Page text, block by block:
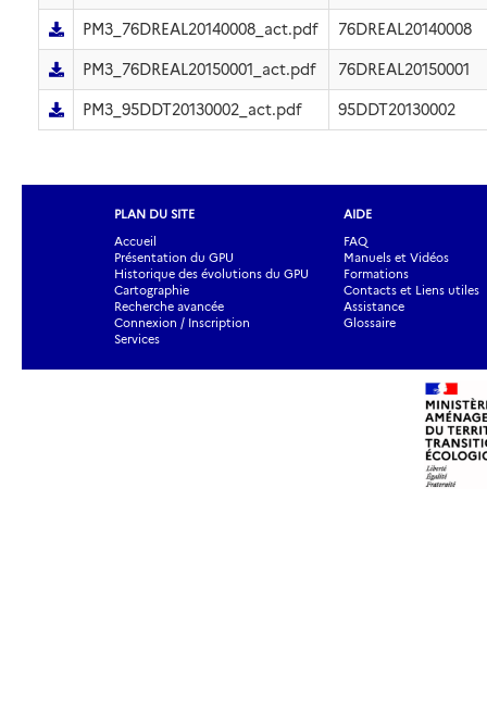
PM3_76DREAL20140008_act.pdf 76DREAL20140008
PM3_76DREAL20150001_act.pdf 76DREAL20150001
PM3_95DDT20130002_act.pdf 95DDT20130002
PLAN DU SITE
Accueil
Présentation du GPU
Historique des évolutions du GPU
Cartographie
Recherche avancée
Connexion / Inscription
Services
AIDE
FAQ
Manuels et Vidéos
Formations
Contacts et Liens utiles
Assistance
Glossaire